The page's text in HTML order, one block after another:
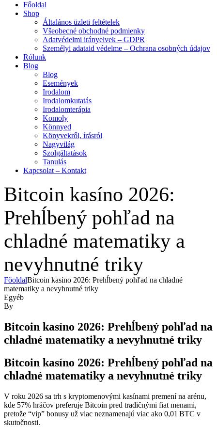
Főoldal
Shop
Általános üzleti feltételek
Všeobecné obchodné podmienky
Adatvédelmi irányelvek – GDPR
Személyi adataid védelme – Ochrana osobných údajov
Rólunk
Blog
Blog
Események
Irodalom
Irodalomkutatás
Irodalomterápia
Komoly
Könnyed
Könyvekről, írásról
Nagyvilág
Szolgáltatások
Tanulás
Kapcsolat – Kontakt
Bitcoin kasíno 2026:
Prehĺbený pohľad na
chladné matematiky a
nevyhnutné triky
FőoldalBitcoin kasíno 2026: Prehĺbený pohľad na chladné
matematiky a nevyhnutné triky
Kategóriák
Egyéb
By
Bitcoin kasíno 2026: Prehĺbený pohľad na
chladné matematiky a nevyhnutné triky
Bitcoin kasíno 2026: Prehĺbený pohľad na
chladné matematiky a nevyhnutné triky
V roku 2026 sa trh s kryptomenovými kasínami premení na arénu,
kde 57% hráčov preferuje Bitcoin pred tradičnými fiat menami,
pretože “vip” bonusy už viac neznamenajú viac ako 0,01 BTC v
skutočnosti.